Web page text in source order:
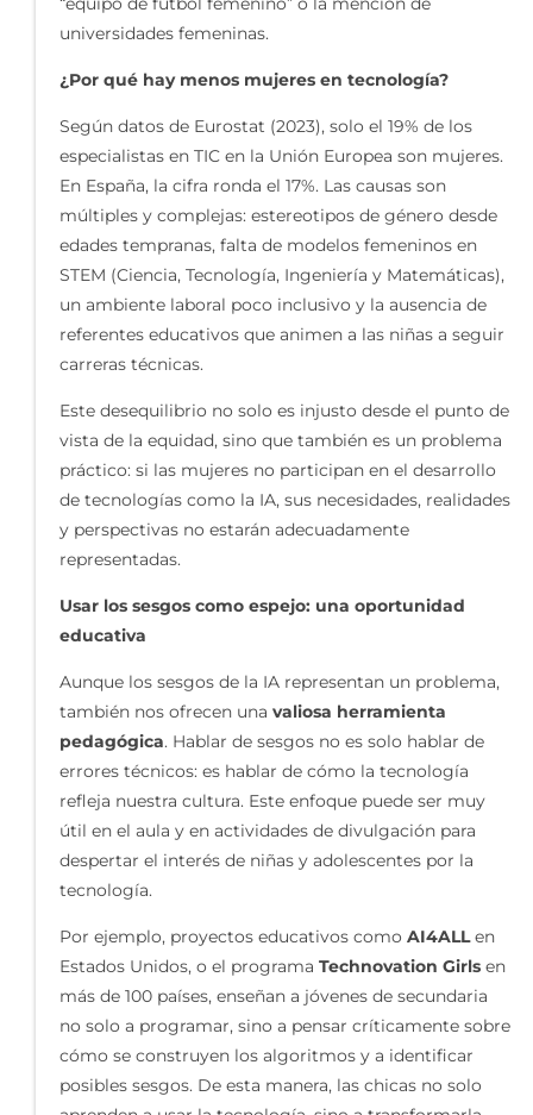
universidades femeninas.
¿Por qué hay menos mujeres en tecnología?
Según datos de Eurostat (2023), solo el 19% de los
especialistas en TIC en la Unión Europea son mujeres.
En España, la cifra ronda el 17%. Las causas son
múltiples y complejas: estereotipos de género desde
edades tempranas, falta de modelos femeninos en
STEM (Ciencia, Tecnología, Ingeniería y Matemáticas),
un ambiente laboral poco inclusivo y la ausencia de
referentes educativos que animen a las niñas a seguir
carreras técnicas.
Este desequilibrio no solo es injusto desde el punto de
vista de la equidad, sino que también es un problema
práctico: si las mujeres no participan en el desarrollo
de tecnologías como la IA, sus necesidades, realidades
y perspectivas no estarán adecuadamente
representadas.
Usar los sesgos como espejo: una oportunidad
educativa
Aunque los sesgos de la IA representan un problema,
también nos ofrecen una valiosa herramienta
pedagógica. Hablar de sesgos no es solo hablar de
errores técnicos: es hablar de cómo la tecnología
refleja nuestra cultura. Este enfoque puede ser muy
útil en el aula y en actividades de divulgación para
despertar el interés de niñas y adolescentes por la
tecnología.
Por ejemplo, proyectos educativos como AI4ALLen
Estados Unidos, o el programa Technovation Girls en
más de 100 países, enseñan a jóvenes de secundaria
no solo a programar, sino a pensar críticamente sobre
cómo se construyen los algoritmos y a identificar
posibles sesgos. De esta manera, las chicas no solo